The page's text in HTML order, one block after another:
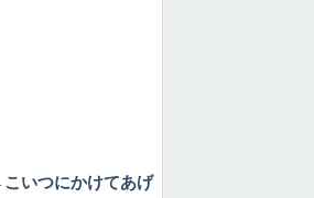
いつにかけてあげ